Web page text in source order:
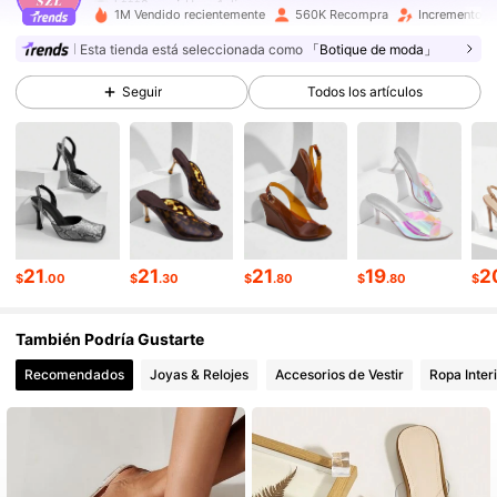
4.88 898K Seguidores
4.88 898K Seguidores
4.88 898K Seguidores
4.88 898K Seguidores
4.88 898K Seguidores
898K Seguidores
4.88 898K Seguidores
1M Vendido recientemente 560K Recompra Incremento
Esta tienda está seleccionada como 「Botique de moda」
Seguir Todos los artículos
$21.00 $21.30 $21.80 $19.80 $
También Podría Gustarte
Recomendados Joyas & Relojes Accesorios de Vestir Ropa